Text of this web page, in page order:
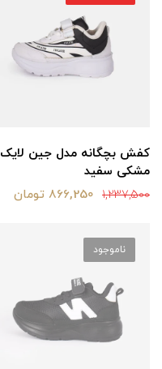
کفش بچگانه مدل جین لایک
مشکی سفید
1,237,500 866,250 تومان
ناموجود